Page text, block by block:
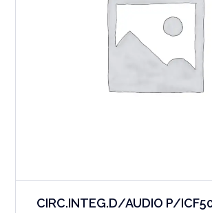
CIRC.INTEG.D/AUDIO P/